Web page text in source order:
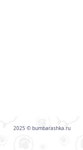
2025 © bumbarashka.ru